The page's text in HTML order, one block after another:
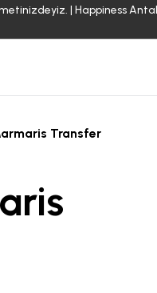
| Happiness
Transfer